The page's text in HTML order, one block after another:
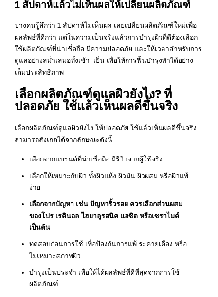
1 สัปดาห์แล้วไม่เห็นผลให้เปลี่ยนผลิตภัณฑ์
บางคนรู้สึกว่า 1 สัปดาห์ไม่เห็นผล เลยเปลี่ยนผลิตภัณฑ์ใหม่เพื่อ
ผลลัพธ์ที่ดีกว่า แต่ในความเป็นจริงแล้วการบำรุงผิวที่ดีต้องเลือก
ใช้ผลิตภัณฑ์ที่น่าเชื่อถือ มีความปลอดภัย และให้เวลาสำหรับการ
ดูแลอย่างสม่ำเสมอทั้งเช้า-เย็น เพื่อให้การฟื้นบำรุงทำได้อย่าง
เต็มประสิทธิภาพ
เลือกผลิตภัณฑ์ดูแลผิวยังไง? ที่
ปลอดภัย ใช้แล้วเห็นผลดีขึ้นจริง
เลือกผลิตภัณฑ์ดูแลผิวยังไง ให้ปลอดภัย ใช้แล้วเห็นผลดีขึ้นจริง
สามารถสังเกตได้จากลักษณะดังนี้
เลือกจากแบรนด์ที่น่าเชื่อถือ มีรีวิวจากผู้ใช้จริง
เลือกให้เหมาะกับผิว ทั้งผิวแห้ง ผิวมัน ผิวผสม หรือผิวแพ้
ง่าย
เลือกจากปัญหา เช่น ปัญหาริ้วรอย ควรเลือกส่วนผสม
ของโปร เรตินอล ไฮยาลูรอนิค แอซิด หรือเซราไมด์
เป็นต้น
ทดสอบก่อนการใช้ เพื่อป้องกันการแพ้ ระคายเคือง หรือ
ไม่เหมาะสภาพผิว
บำรุงเป็นประจำ เพื่อให้ได้ผลลัพธ์ที่ดีที่สุดจากการใช้
ผลิตภัณฑ์